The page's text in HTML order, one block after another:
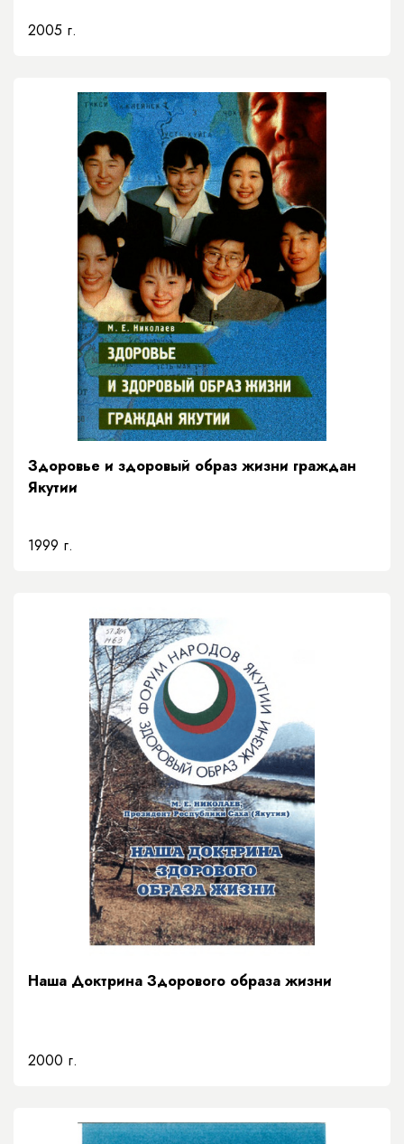
2005 г.
Здоровье и здоровый образ жизни граждан
Якутии
1999 г.
Наша Доктрина Здорового образа жизни
2000 г.